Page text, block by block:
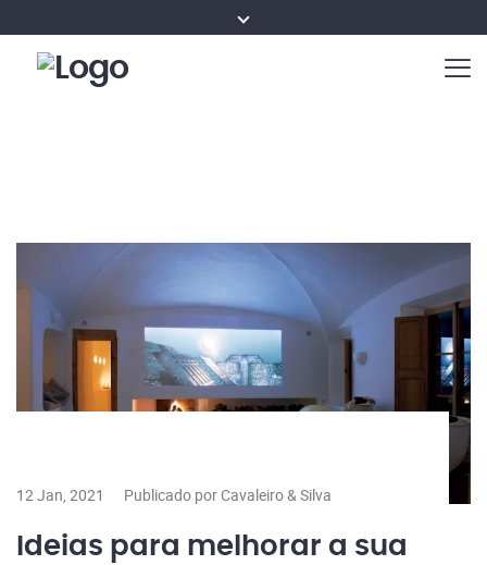
12 Jan, 2021 Publicado por Cavaleiro & Silva
Ideias para melhorar a sua